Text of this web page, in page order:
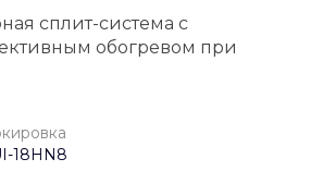
сплит-система с
обогревом при
18HN8